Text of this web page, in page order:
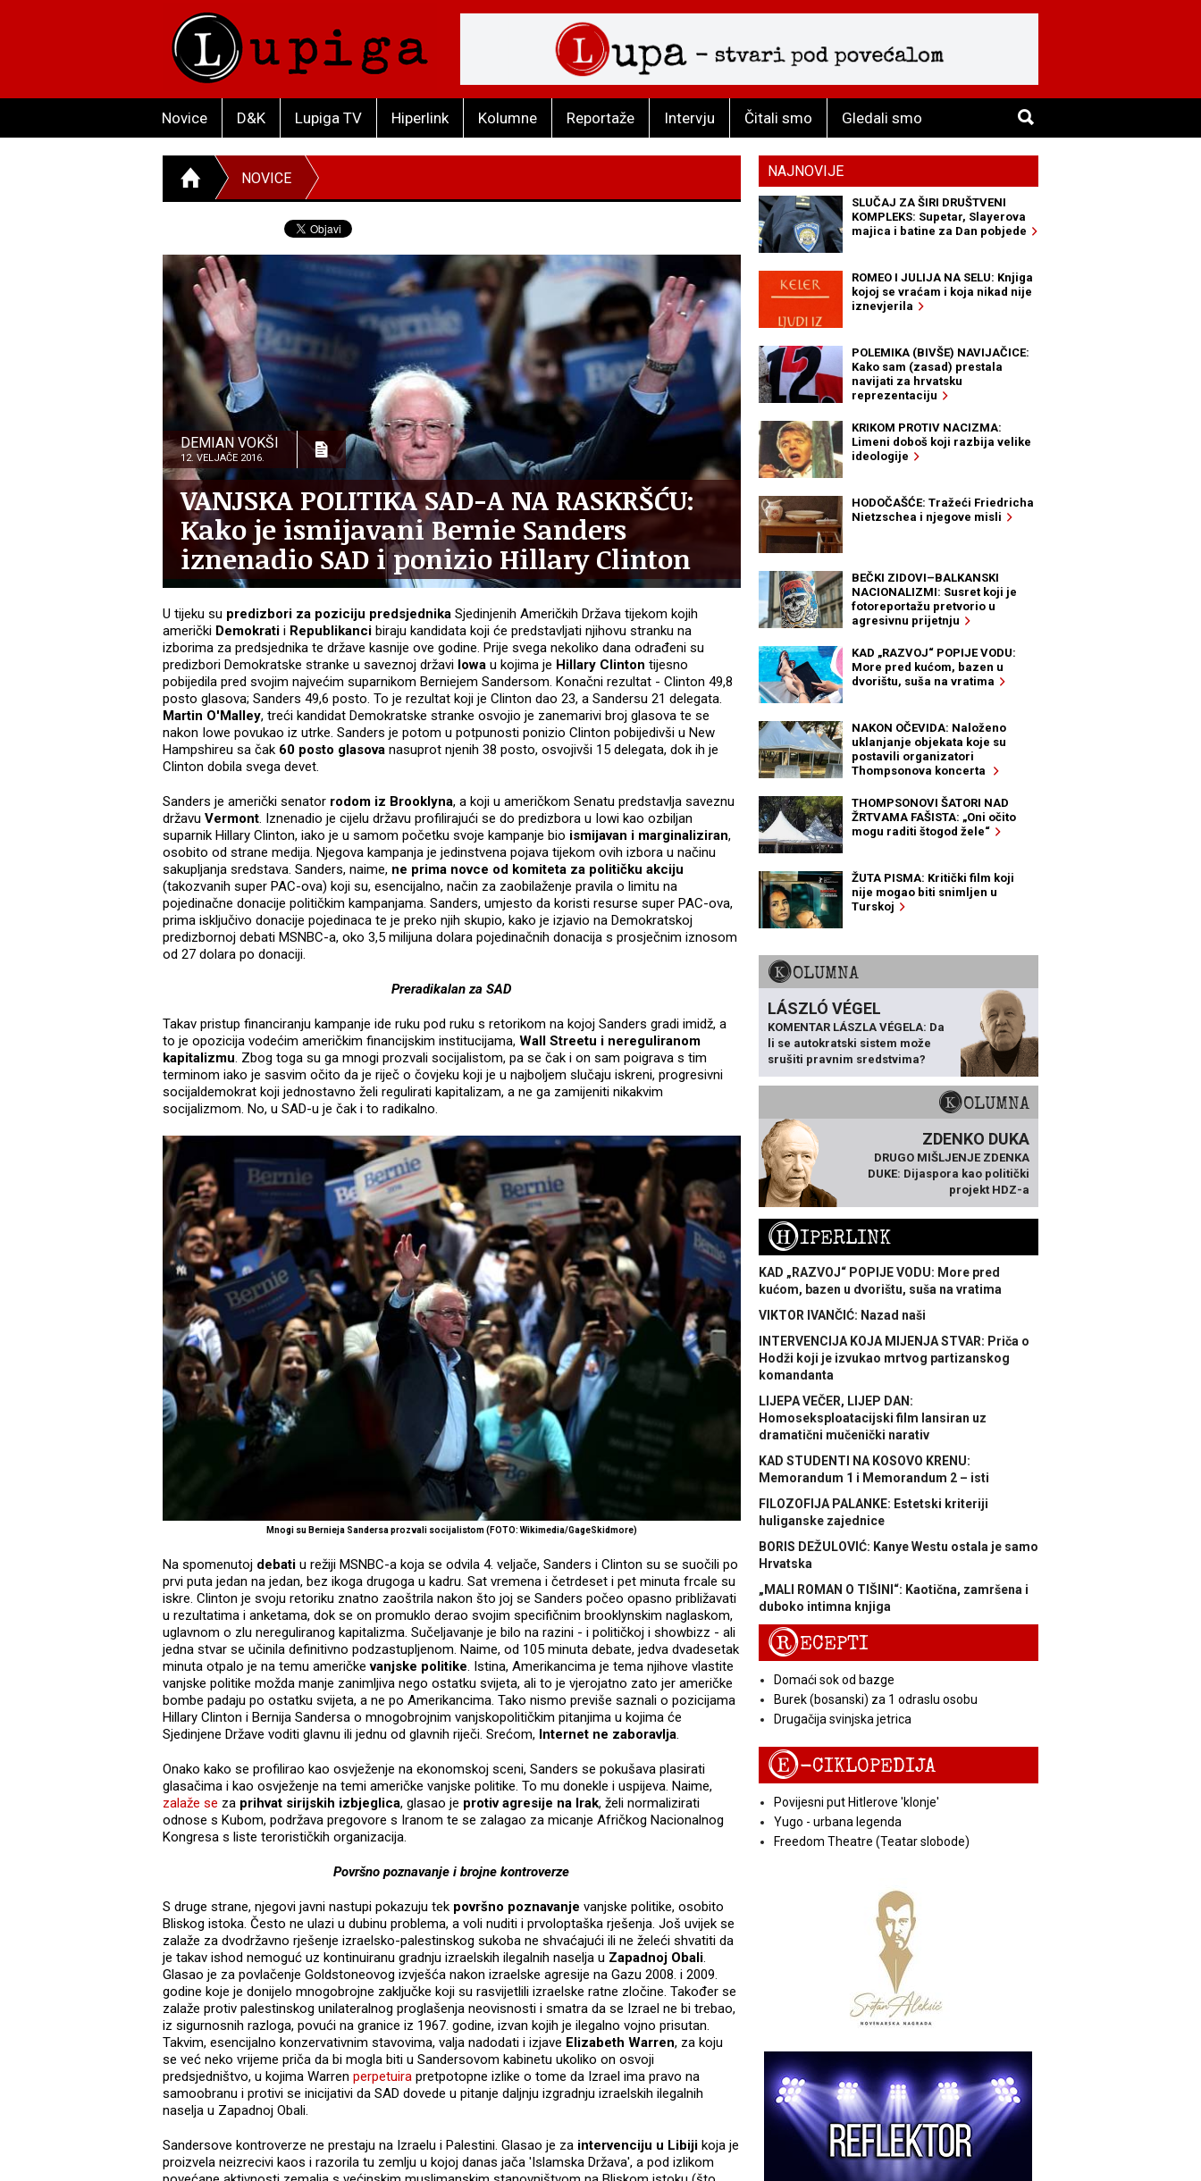
Novice D&K Lupiga TV Hiperlink Kolumne Reportaže Intervju Čitali smo Gledali smo
NOVICE
DEMIAN VOKŠI
12. VELJAČE 2016.
VANJSKA POLITIKA SAD-A NA RASKRŠĆU:
Kako je ismijavani Bernie Sanders
iznenadio SAD i ponizio Hillary Clinton
U tijeku su predizbori za poziciju predsjednika Sjedinjenih Američkih Država tijekom kojih
američki Demokrati i Republikanci biraju kandidata koji će predstavljati njihovu stranku na
izborima za predsjednika te države kasnije ove godine. Prije svega nekoliko dana odrađeni su
predizbori Demokratske stranke u saveznoj državi Iowa u kojima je Hillary Clinton tijesno
pobijedila pred svojim najvećim suparnikom Berniejem Sandersom. Konačni rezultat - Clinton 49,8
posto glasova; Sanders 49,6 posto. To je rezultat koji je Clinton dao 23, a Sandersu 21 delegata.
Martin O'Malley, treći kandidat Demokratske stranke osvojio je zanemarivi broj glasova te se
nakon Iowe povukao iz utrke. Sanders je potom u potpunosti ponizio Clinton pobijedivši u New
Hampshireu sa čak 60 posto glasova nasuprot njenih 38 posto, osvojivši 15 delegata, dok ih je
Clinton dobila svega devet.
Sanders je američki senator rodom iz Brooklyna, a koji u američkom Senatu predstavlja saveznu
državu Vermont. Iznenadio je cijelu državu profilirajući se do predizbora u Iowi kao ozbiljan
suparnik Hillary Clinton, iako je u samom početku svoje kampanje bio ismijavan i marginaliziran,
osobito od strane medija. Njegova kampanja je jedinstvena pojava tijekom ovih izbora u načinu
sakupljanja sredstava. Sanders, naime, ne prima novce od komiteta za političku akciju
(takozvanih super PAC-ova) koji su, esencijalno, način za zaobilaženje pravila o limitu na
pojedinačne donacije političkim kampanjama. Sanders, umjesto da koristi resurse super PAC-ova,
prima isključivo donacije pojedinaca te je preko njih skupio, kako je izjavio na Demokratskoj
predizbornoj debati MSNBC-a, oko 3,5 milijuna dolara pojedinačnih donacija s prosječnim iznosom
od 27 dolara po donaciji.
Preradikalan za SAD
Takav pristup financiranju kampanje ide ruku pod ruku s retorikom na kojoj Sanders gradi imidž, a
to je opozicija vodećim američkim financijskim institucijama, Wall Streetu i nereguliranom
kapitalizmu. Zbog toga su ga mnogi prozvali socijalistom, pa se čak i on sam poigrava s tim
terminom iako je sasvim očito da je riječ o čovjeku koji je u najboljem slučaju iskreni, progresivni
socijaldemokrat koji jednostavno želi regulirati kapitalizam, a ne ga zamijeniti nikakvim
socijalizmom. No, u SAD-u je čak i to radikalno.
Mnogi su Bernieja Sandersa prozvali socijalistom (FOTO: Wikimedia/GageSkidmore)
Na spomenutoj debati u režiji MSNBC-a koja se odvila 4. veljače, Sanders i Clinton su se suočili po
prvi puta jedan na jedan, bez ikoga drugoga u kadru. Sat vremena i četrdeset i pet minuta frcale su
iskre. Clinton je svoju retoriku znatno zaoštrila nakon što joj se Sanders počeo opasno približavati
u rezultatima i anketama, dok se on promuklo derao svojim specifičnim brooklynskim naglaskom,
uglavnom o zlu nereguliranog kapitalizma. Sučeljavanje je bilo na razini - i političkoj i showbizz - ali
jedna stvar se učinila definitivno podzastupljenom. Naime, od 105 minuta debate, jedva dvadesetak
minuta otpalo je na temu američkevanjske politike. Istina, Amerikancima je tema njihove vlastite
vanjske politike možda manje zanimljiva nego ostatku svijeta, ali to je vjerojatno zato jer američke
bombe padaju po ostatku svijeta, a ne po Amerikancima. Tako nismo previše saznali o pozicijama
Hillary Clinton i Bernija Sandersa o mnogobrojnim vanjskopolitičkim pitanjima u kojima će
Sjedinjene Države voditi glavnu ili jednu od glavnih riječi. Srećom, Internet ne zaboravlja.
Onako kako se profilirao kao osvježenje na ekonomskoj sceni, Sanders se pokušava plasirati
glasačima i kao osvježenje na temi američke vanjske politike. To mu donekle i uspijeva. Naime,
zalaže se za prihvat sirijskih izbjeglica, glasao je protiv agresije na Irak, želi normalizirati
odnose s Kubom, podržava pregovore s Iranom te se zalagao za micanje Afričkog Nacionalnog
Kongresa s liste terorističkih organizacija.
Površno poznavanje i brojne kontroverze
S druge strane, njegovi javni nastupi pokazuju tek površno poznavanje vanjske politike, osobito
Bliskog istoka. Često ne ulazi u dubinu problema, a voli nuditi i prvoloptaška rješenja. Još uvijek se
zalaže za dvodržavno rješenje izraelsko-palestinskog sukoba ne shvaćajući ili ne želeći shvatiti da
je takav ishod nemoguć uz kontinuiranu gradnju izraelskih ilegalnih naselja u Zapadnoj Obali.
Glasao je za povlačenje Goldstoneovog izvješća nakon izraelske agresije na Gazu 2008. i 2009.
godine koje je donijelo mnogobrojne zaključke koji su rasvijetlili izraelske ratne zločine. Također se
zalaže protiv palestinskog unilateralnog proglašenja neovisnosti i smatra da se Izrael ne bi trebao,
iz sigurnosnih razloga, povući na granice iz 1967. godine, izvan kojih je ilegalno vojno prisutan.
Takvim, esencijalno konzervativnim stavovima, valja nadodati i izjave Elizabeth Warren, za koju
se već neko vrijeme priča da bi mogla biti u Sandersovom kabinetu ukoliko on osvoji
predsjedništvo, u kojima Warren perpetuira pretpotopne izlike o tome da Izrael ima pravo na
samoobranu i protivi se inicijativi da SAD dovede u pitanje daljnju izgradnju izraelskih ilegalnih
naselja u Zapadnoj Obali.
Sandersove kontroverze ne prestaju na Izraelu i Palestini. Glasao je za intervenciju u Libiji koja je
proizvela neizrecivi kaos i razorila tu zemlju u kojoj danas jača 'Islamska Država', a pod izlikom
NAJNOVIJE
SLUČAJ ZA ŠIRI DRUŠTVENI
KOMPLEKS: Supetar, Slayerova
majica i batine za Dan pobjede
ROMEO I JULIJA NA SELU: Knjiga
kojoj se vraćam i koja nikad nije
iznevjerila
POLEMIKA (BIVŠE) NAVIJAČICE:
Kako sam (zasad) prestala
navijati za hrvatsku
reprezentaciju
KRIKOM PROTIV NACIZMA:
Limeni doboš koji razbija velike
ideologije
HODOČAŠĆE: Tražeći Friedricha
Nietzschea i njegove misli
BEČKI ZIDOVI–BALKANSKI
NACIONALIZMI: Susret koji je
fotoreportažu pretvorio u
agresivnu prijetnju
KAD „RAZVOJ“ POPIJE VODU:
More pred kućom, bazen u
dvorištu, suša na vratima
NAKON OČEVIDA: Naloženo
uklanjanje objekata koje su
postavili organizatori
Thompsonova koncerta
THOMPSONOVI ŠATORI NAD
ŽRTVAMA FAŠISTA: „Oni očito
mogu raditi štogod žele“
ŽUTA PISMA: Kritički film koji
nije mogao biti snimljen u
Turskoj
KOLUMNA
LÁSZLÓ VÉGEL
KOMENTAR LÁSZLA VÉGELA: Da
li se autokratski sistem može
srušiti pravnim sredstvima?
KOLUMNA
ZDENKO DUKA
DRUGO MIŠLJENJE ZDENKA
DUKE: Dijaspora kao politički
projekt HDZ-a
HIPERLINK
KAD „RAZVOJ“ POPIJE VODU: More pred
kućom, bazen u dvorištu, suša na vratima
VIKTOR IVANČIĆ: Nazad naši
INTERVENCIJA KOJA MIJENJA STVAR: Priča o
Hodži koji je izvukao mrtvog partizanskog
komandanta
LIJEPA VEČER, LIJEP DAN:
Homoseksploatacijski film lansiran uz
dramatični mučenički narativ
KAD STUDENTI NA KOSOVO KRENU:
Memorandum 1 i Memorandum 2 – isti
FILOZOFIJA PALANKE: Estetski kriteriji
huliganske zajednice
BORIS DEŽULOVIĆ: Kanye Westu ostala je samo
Hrvatska
„MALI ROMAN O TIŠINI“: Kaotična, zamršena i
duboko intimna knjiga
RECEPTI
Domaći sok od bazge
Burek (bosanski) za 1 odraslu osobu
Drugačija svinjska jetrica
E-CIKLOPEDIJA
Povijesni put Hitlerove 'klonje'
Yugo - urbana legenda
Freedom Theatre (Teatar slobode)